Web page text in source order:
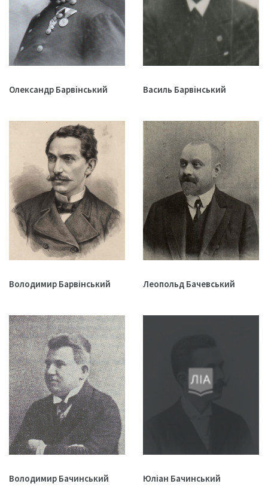
Олександр Барвінський Василь Барвінський
Володимир Барвінський Леопольд Бачевський
Володимир Бачинський Юліан Бачинський